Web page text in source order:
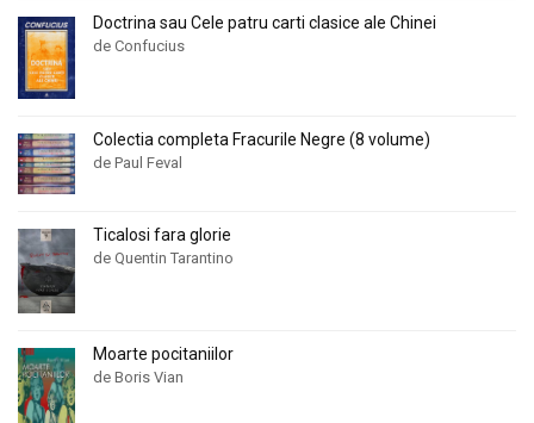
Doctrina sau Cele patru carti clasice ale Chinei
de Confucius
Colectia completa Fracurile Negre (8 volume)
de Paul Feval
Ticalosi fara glorie
de Quentin Tarantino
Moarte pocitaniilor
de Boris Vian